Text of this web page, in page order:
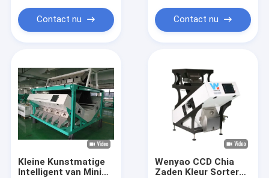
kleur sorteren
machineContact nu Contact nu
Kleine Kunstmatige
Intelligent van Mini
Wenyao CCD Chia
Zaden Kleur Sorter